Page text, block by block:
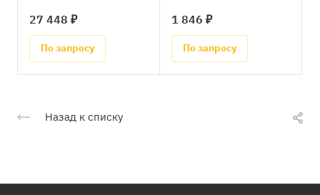
27 448 ₽
По запросу
1 846 ₽
По запросу
Назад к списку